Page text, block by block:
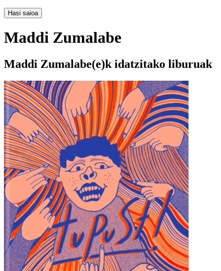
Hasi saioa
Maddi Zumalabe
Maddi Zumalabe(e)k idatzitako liburuak